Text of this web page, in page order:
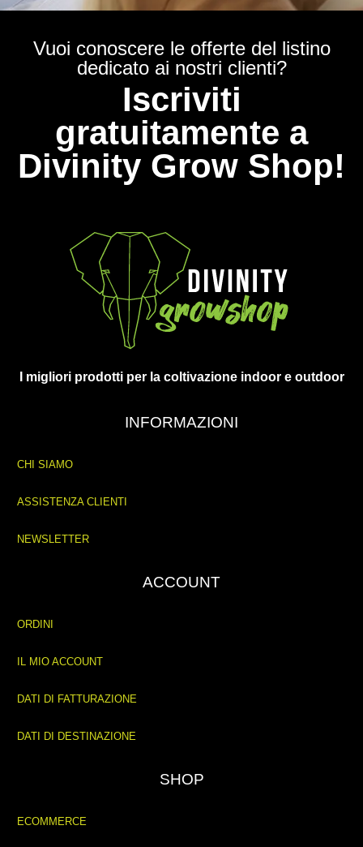
Vuoi conoscere le offerte del listino
dedicato ai nostri clienti?
Iscriviti
gratuitamente a
Divinity Grow Shop!
I migliori prodotti per la coltivazione indoor e outdoor
INFORMAZIONI
CHI SIAMO
ASSISTENZA CLIENTI
NEWSLETTER
ACCOUNT
ORDINI
IL MIO ACCOUNT
DATI DI FATTURAZIONE
DATI DI DESTINAZIONE
SHOP
ECOMMERCE